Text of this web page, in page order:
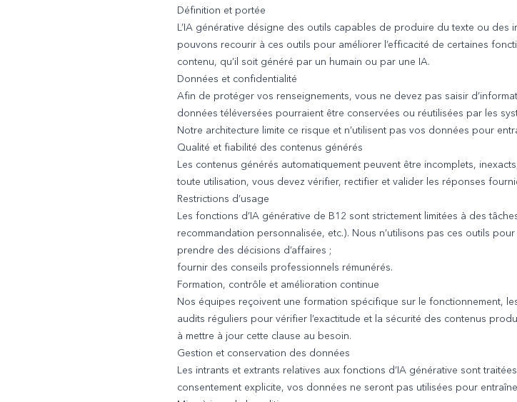
Définition et portée
L’IA générative désigne des outils capables de produire du texte ou
pouvons recourir à ces outils pour améliorer l’efficacité de certaines
contenu, qu’il soit généré par un humain ou par une IA.
Données et confidentialité
Afin de protéger vos renseignements, vous ne devez pas saisir
données téléversées pourraient être conservées ou réutilisées par les
Notre architecture limite ce risque et n’utilisent pas vos données pour
Qualité et fiabilité des contenus générés
Les contenus générés automatiquement peuvent être incomplets,
toute utilisation, vous devez vérifier, rectifier et valider les réponses
Restrictions d’usage
Les fonctions d’IA générative de B12 sont strictement limitées à des
recommandation personnalisée, etc.). Nous n’utilisons pas ces outils pour
prendre des décisions d’affaires ;
fournir des conseils professionnels rémunérés.
Formation, contrôle et amélioration continue
Nos équipes reçoivent une formation spécifique sur le fonctionnement,
audits réguliers pour vérifier l’exactitude et la sécurité des contenus
à mettre à jour cette clause au besoin.
Gestion et conservation des données
Les intrants et extrants relatives aux fonctions d’IA générative sont
consentement explicite, vos données ne seront pas utilisées pour